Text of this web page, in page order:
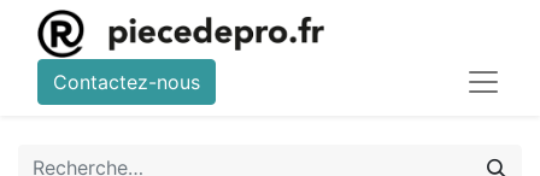
Contactez-nous